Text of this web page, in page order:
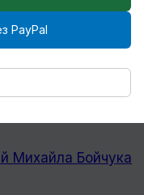
PayPal